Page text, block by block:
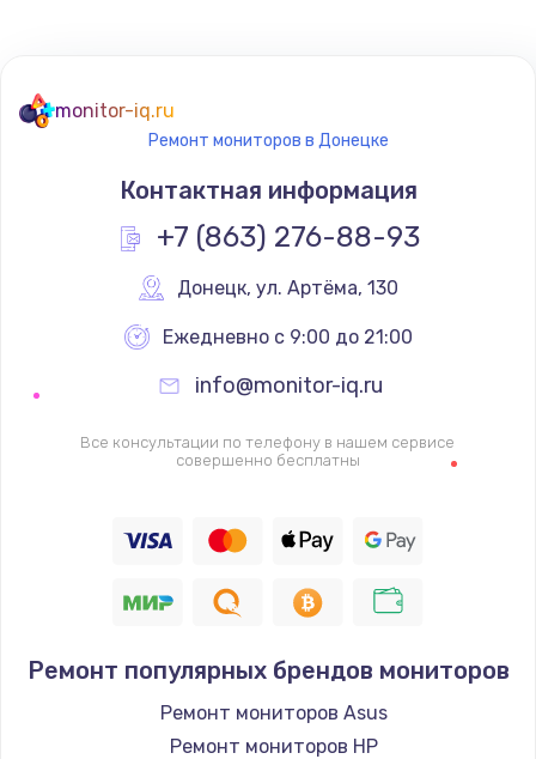
monitor-iq.ru
Ремонт мониторов в Донецке
Контактная информация
+7 (863) 276-88-93
Донецк, ул. Артёма, 130
Ежедневно с 9:00 до 21:00
info@monitor-iq.ru
Все консультации по телефону в нашем сервисе
совершенно бесплатны
Ремонт популярных брендов мониторов
Ремонт мониторов Asus
Ремонт мониторов HP